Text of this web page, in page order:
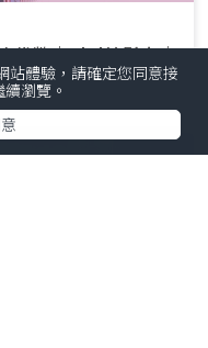
代幣｜ghd美髮夾｜
站體驗，請確定您同意接
瀏覽。